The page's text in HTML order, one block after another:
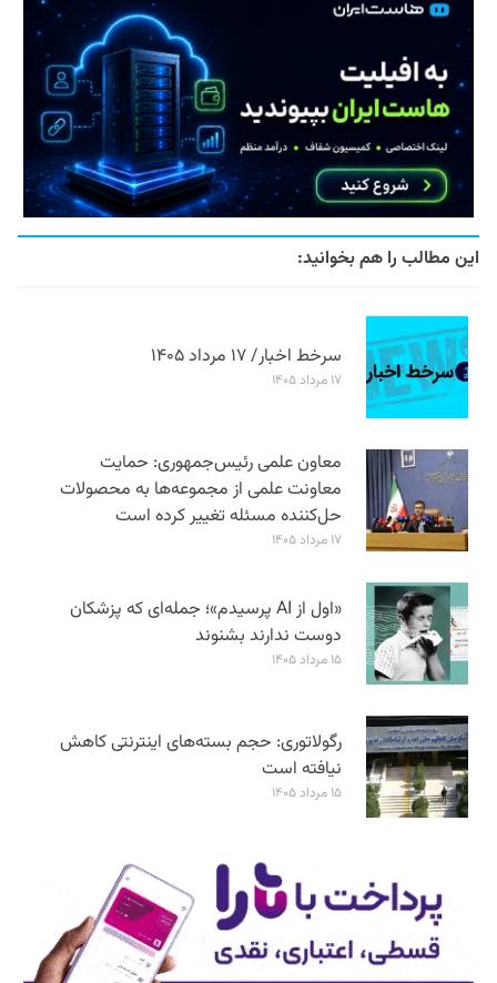
این مطالب را هم بخوانید:
سرخط اخبار/ ۱۷ مرداد ۱۴۰۵
۱۷ مرداد ۱۴۰۵
معاون علمی رئیس‌جمهوری: حمایت
معاونت علمی از مجموعه‌ها به محصولات
حل‌کننده مسئله تغییر کرده است
۱۷ مرداد ۱۴۰۵
«اول از AI پرسیدم»؛ جمله‌ای که پزشکان
دوست ندارند بشنوند
۱۵ مرداد ۱۴۰۵
رگولاتوری: حجم بسته‌های اینترنتی کاهش
نیافته است
۱۵ مرداد ۱۴۰۵